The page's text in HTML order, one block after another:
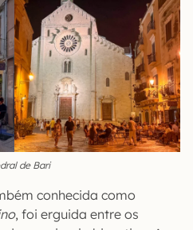
de Bari
conhecida como
, foi erguida entre os